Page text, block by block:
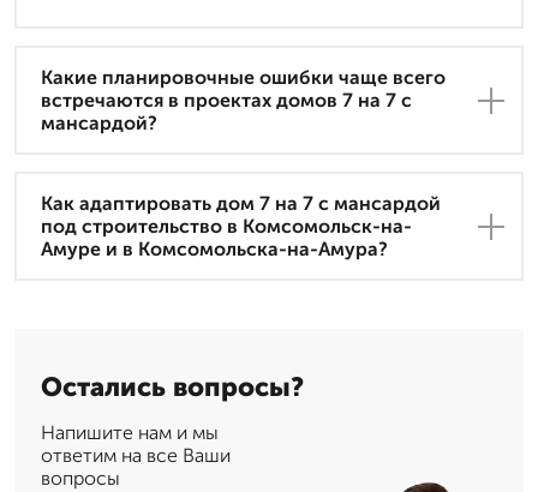
Какие планировочные ошибки чаще всего
встречаются в проектах домов 7 на 7 с
мансардой?
Как адаптировать дом 7 на 7 с мансардой
под строительство в Комсомольск-на-
Амуре и в Комсомольска-на-Амура?
Остались вопросы?
Напишите нам и мы
ответим на все Ваши
вопросы